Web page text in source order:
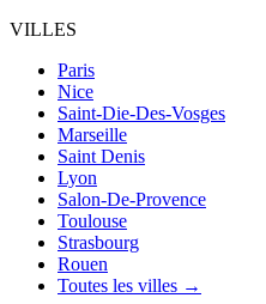
VILLES
Paris
Nice
Saint-Die-Des-Vosges
Marseille
Saint Denis
Lyon
Salon-De-Provence
Toulouse
Strasbourg
Rouen
Toutes les villes →